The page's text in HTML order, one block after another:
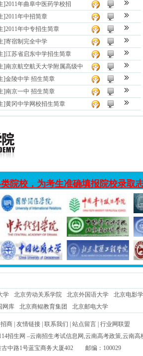
]2011年曲阜中医药学校招
]2011年中招简章
]2011年中专招生简章
]寄宿制完全中学
]江苏省启东中学招生简章
]南京航空航天大学附属高级中
]金陵中学 招生简章
]南京一中 招生简章
]黄冈中学网校招生简章
院校，为考生准确填报院校录取
学 北京劳动关系学院 北京外国语大学
北京电影
网库 北京商鲲教育集团 北京邮电大学
商 友情链接 联系我们 站点留言 行业网联盟
招生网 –云南招生考试信息网,云南高考政策,云南
古中路1号蓝宝商务大厦402 邮编：100029